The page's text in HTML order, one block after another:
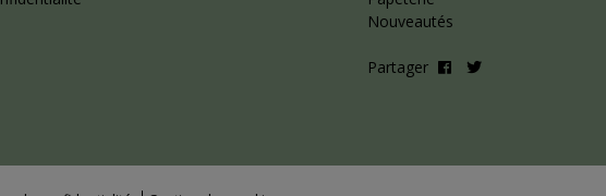
Nouveautés
Partager